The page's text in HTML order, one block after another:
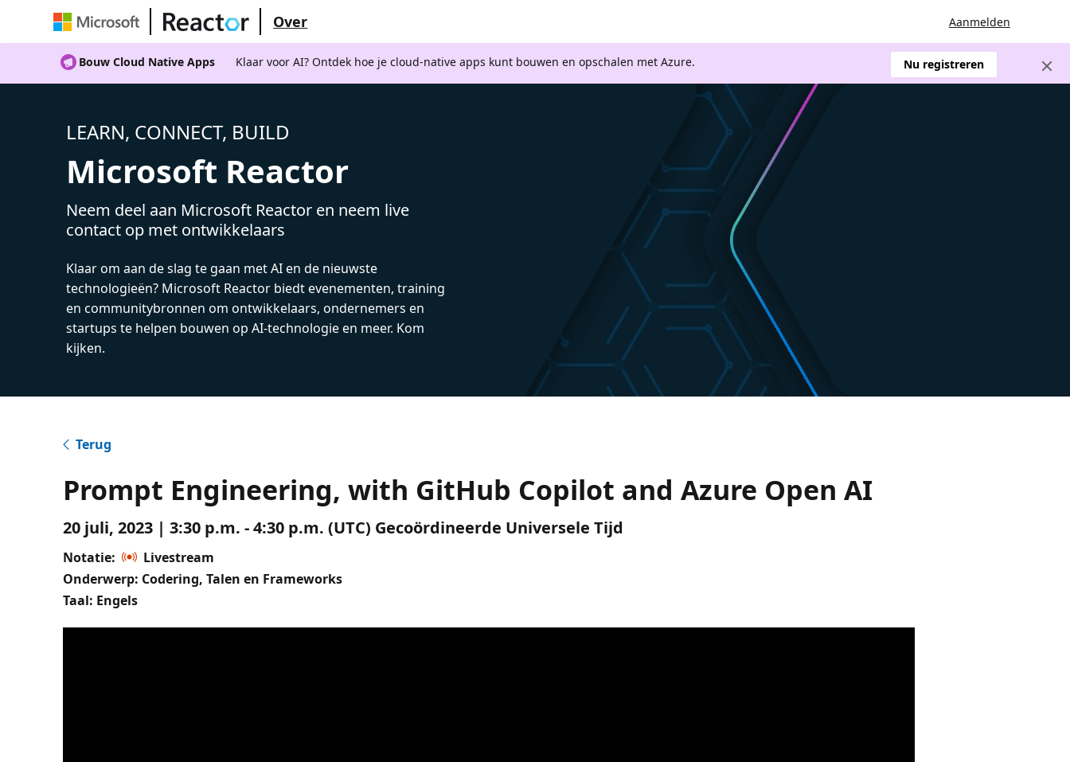
Over Aanmelden
Bouw Cloud Native Apps Klaar voor AI? Ontdek hoe je cloud-native apps kunt bouwen en opschalen met Azure. Nu registreren
LEARN, CONNECT, BUILD
Microsoft Reactor
Neem deel aan Microsoft Reactor en neem live
contact op met ontwikkelaars
Klaar om aan de slag te gaan met AI en de nieuwste
technologieën? Microsoft Reactor biedt evenementen, training
en communitybronnen om ontwikkelaars, ondernemers en
startups te helpen bouwen op AI-technologie en meer. Kom
kijken.
Terug
Prompt Engineering, with GitHub Copilot and Azure Open AI
20 juli, 2023 | 3:30 p.m. - 4:30 p.m. (UTC) Gecoördineerde Universele Tijd
Notatie:
Livestream
Onderwerp: Codering, Talen en Frameworks
Taal: Engels